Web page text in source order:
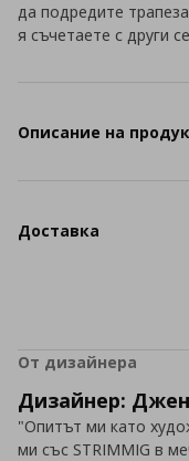
да подредите
я съчетаете с други
Описание на
Доставка
От дизайнера
Дизайнер:
"Опитът ми като
ми със STRIMMIG в